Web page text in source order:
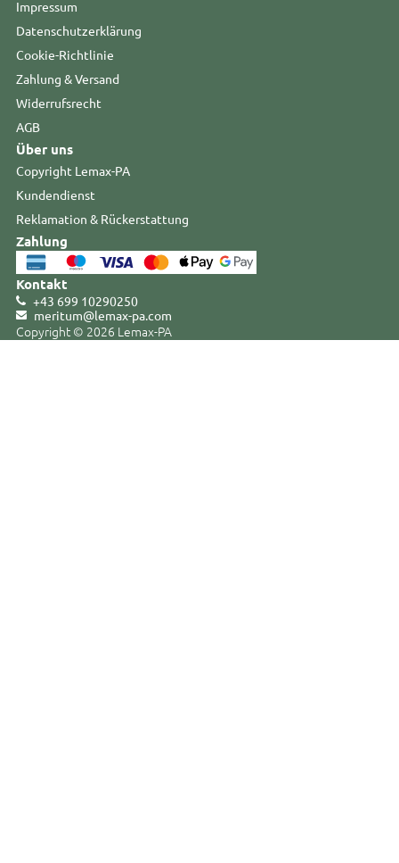
Impressum
Datenschutzerklärung
Cookie-Richtlinie
Zahlung & Versand
Widerrufsrecht
AGB
Über uns
Copyright Lemax-PA
Kundendienst
Reklamation & Rückerstattung
Zahlung
Kontakt
+43 699 10290250
meritum@lemax-pa.com
Copyright © 2026 Lemax-PA